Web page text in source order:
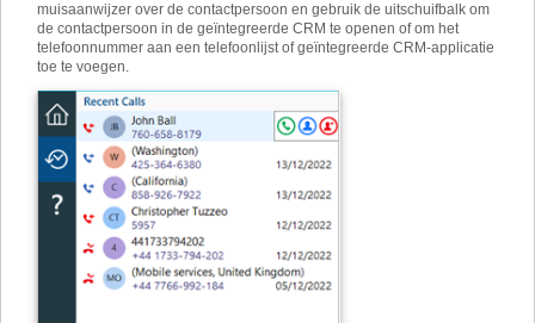
muisaanwijzer over de contactpersoon en gebruik de uitschuifbalk om
de contactpersoon in de geïntegreerde CRM te openen of om het
telefoonnummer aan een telefoonlijst of geïntegreerde CRM-applicatie
toe te voegen.